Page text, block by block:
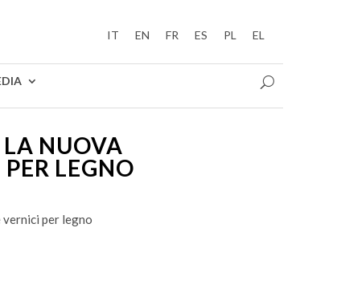
IT EN FR ES PL EL
NUOVA
LEGNO
per legno